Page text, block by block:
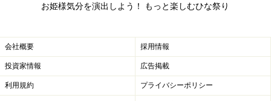
お姫様気分を演出しよう！ もっと楽しむひな祭り
会社概要 採用情報
投資家情報 広告掲載
利用規約 プライバシーポリシー